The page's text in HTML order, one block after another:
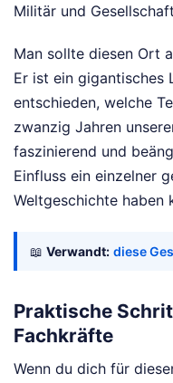
Militär und
Man sollte diesen Ort
Er ist ein gigantisches
entschieden, welche
zwanzig Jahren
faszinierend und
Einfluss ein einzelner
Weltgeschichte haben
📖 Verwandt: diese
Praktische
Fachkräfte
Wenn du dich für